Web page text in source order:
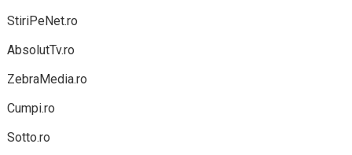
StiriPeNet.ro
AbsolutTv.ro
ZebraMedia.ro
Cumpi.ro
Sotto.ro